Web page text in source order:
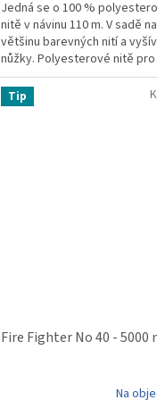
5
hvězdiček.
Jedná se o 100 %
nitě v návinu 110 m. V sadě
většinu barevných nití a
nůžky. Polyesterové nitě
klasické šití.
Tip
Fire Fighter No 40 - 5000
Na